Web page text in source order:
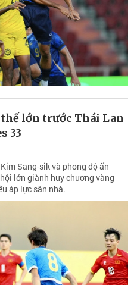
lớn trước Thái Lan
33
Sang-sik và phong độ ấn
lớn giành huy chương vàng
áp lực sân nhà.